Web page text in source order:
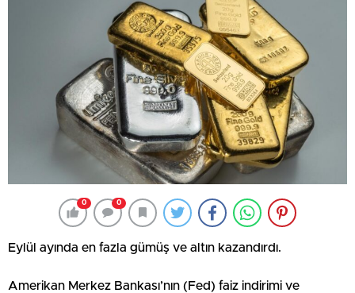
0 0
Eylül ayında en fazla gümüş ve altın kazandırdı.
Amerikan Merkez Bankası’nın (Fed) faiz indirimi ve